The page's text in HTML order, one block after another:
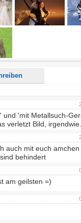
Kommentar entfernt.
oder "http://" in URLs
Antworten erscheinen.
Kommentare erscheinen.
und 'mit Metallsuch-
verletzt Bild, irgendwie.
auch mit euch amchen
behindert
am geilsten =)